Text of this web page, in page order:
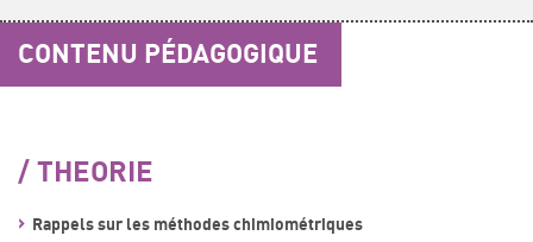
CONTENU PÉDAGOGIQUE
THEORIE
Rappels sur les méthodes chimiométriques